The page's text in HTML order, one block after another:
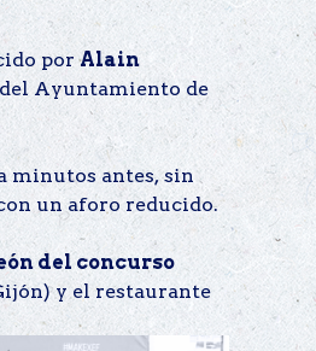
porAlain
Ayuntamiento de
minutos antes, sin
un aforo reducido.
del concurso
y el restaurante